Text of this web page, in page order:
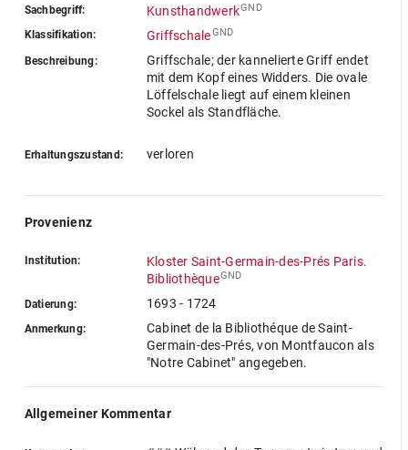
Sachbegriff: KunsthandwerkGND
Klassifikation: GriffschaleGND
Beschreibung:
Griffschale; der kannelierte Griff endet
mit dem Kopf eines Widders. Die ovale
Löffelschale liegt auf einem kleinen
Sockel als Standfläche.
Erhaltungszustand: verloren
Provenienz
Institution:
Kloster Saint-Germain-des-Prés Paris.
BibliothèqueGND
Datierung: 1693 - 1724
Anmerkung:
Cabinet de la Bibliothéque de Saint-
Germain-des-Prés, von Montfaucon als
"Notre Cabinet" angegeben.
Allgemeiner Kommentar